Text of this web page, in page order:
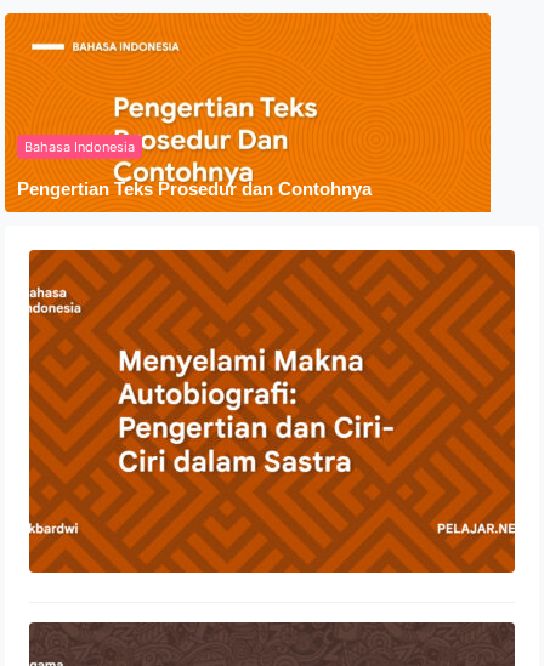
Bahasa Indonesia
Pengertian Teks Prosedur dan Contohnya
Menyelami Makna Autobiografi:
Pengertian dan Ciri-Ciri dalam Sastra
23 Oktober 2023
Penyebaran Agama Islam Di
Indonesia